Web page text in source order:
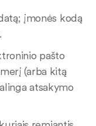
įmonės kodą
pašto
(arba kitą
atsakymo